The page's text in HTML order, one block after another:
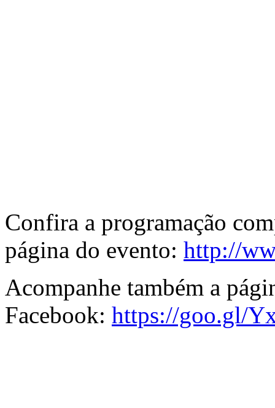
Confira a programação
página do evento: http://
Acompanhe também a
Facebook: https://goo.gl/